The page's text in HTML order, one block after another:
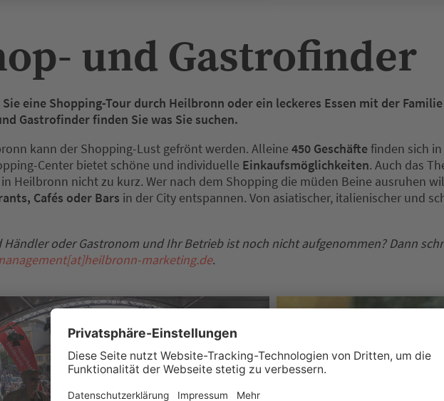
und Gastrofinder
Sie eine Shopping-Tour durch Heilbronn oder ein leckeres Essen mit der
Gastrofinder finden Sie was Sie suchen.
kann der Shopping-Lust gefrönt werden. Alleine 450 Geschäftefinden sich
Center bietet schöne und individuelle Einkaufsmöglichkeiten. Auch das
Heilbronn nicht zu kurz. Wer nach dem Shopping die müden Beine ausruhen
Cafés oder Bars in der City entspannen. Von asiatischer, italienischer und
Händler oder Gastronom und Ihr Betrieb ist noch nicht aufgenommen? Dann
marketing.de.